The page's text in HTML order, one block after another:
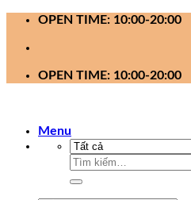
OPEN TIME: 10:00-20:00
OPEN TIME: 10:00-20:00
Menu
Tìm